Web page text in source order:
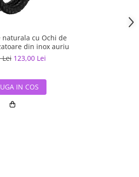
naturala cu Ochi de
din inox auriu
Lei 123,00 Lei
IN COS